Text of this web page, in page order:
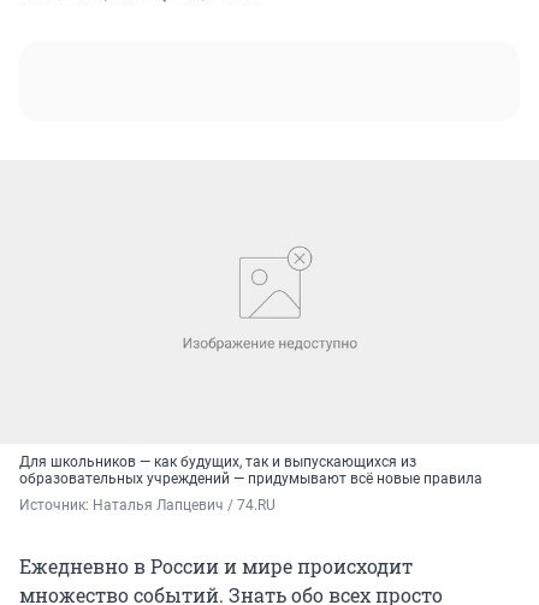
Для школьников — как будущих, так и выпускающихся из
образовательных учреждений — придумывают всё новые правила
Источник: Наталья Лапцевич / 74.RU
Ежедневно в России и мире происходит
множество событий. Знать обо всех просто